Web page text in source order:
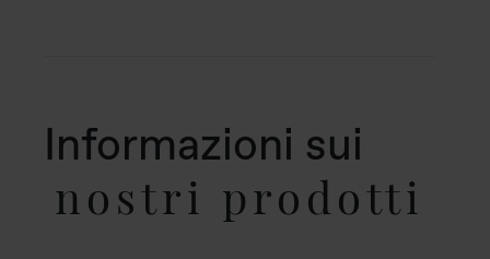
Informazioni sui
nostri prodotti